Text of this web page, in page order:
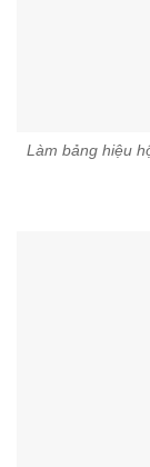
Làm bảng hiệu